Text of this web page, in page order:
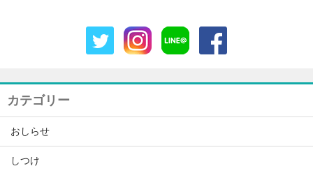
カテゴリー
おしらせ
しつけ